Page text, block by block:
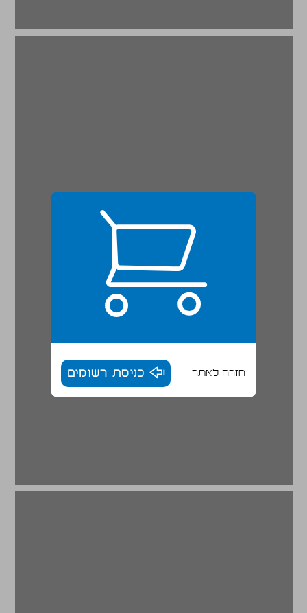
חזרה לאתר כניסת רשומים